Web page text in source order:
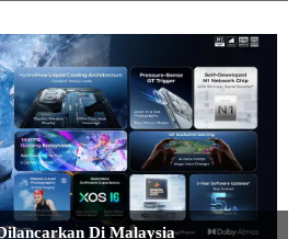
Di Malaysia